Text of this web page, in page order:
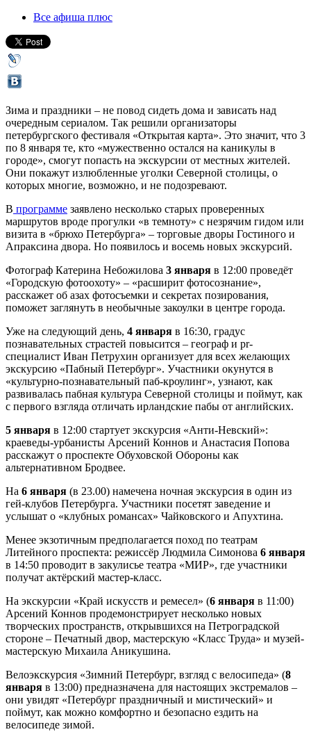
Все афиша плюс
Зима и праздники – не повод сидеть дома и зависать над
очередным сериалом. Так решили организаторы
петербургского фестиваля «Открытая карта». Это значит, что 3
по 8 января те, кто «мужественно остался на каникулы в
городе», смогут попасть на экскурсии от местных жителей.
Они покажут излюбленные уголки Северной столицы, о
которых многие, возможно, и не подозревают.
В программе заявлено несколько старых проверенных
маршрутов вроде прогулки «в темноту» с незрячим гидом или
визита в «брюхо Петербурга» – торговые дворы Гостиного и
Апраксина двора. Но появилось и восемь новых экскурсий.
Фотограф Катерина Небожилова 3 января в 12:00 проведёт
«Городскую фотоохоту» – «расширит фотосознание»,
расскажет об азах фотосъемки и секретах позирования,
поможет заглянуть в необычные закоулки в центре города.
Уже на следующий день, 4 января в 16:30, градус
познавательных страстей повысится – географ и pr-
специалист Иван Петрухин организует для всех желающих
экскурсию «Пабный Петербург». Участники окунутся в
«культурно-познавательный паб-кроулинг», узнают, как
развивалась пабная культура Северной столицы и поймут, как
с первого взгляда отличать ирландские пабы от английских.
5 января в 12:00 стартует экскурсия «Анти-Невский»:
краеведы-урбанисты Арсений Коннов и Анастасия Попова
расскажут о проспекте Обуховской Обороны как
альтернативном Бродвее.
На 6 января (в 23.00) намечена ночная экскурсия в один из
гей-клубов Петербурга. Участники посетят заведение и
услышат о «клубных романсах» Чайковского и Апухтина.
Менее экзотичным предполагается поход по театрам
Литейного проспекта: режиссёр Людмила Симонова 6 января
в 14:50 проводит в закулисье театра «МИР», где участники
получат актёрский мастер-класс.
На экскурсии «Край искусств и ремесел» (6 января в 11:00)
Арсений Коннов продемонстрирует несколько новых
творческих пространств, открывшихся на Петроградской
стороне – Печатный двор, мастерскую «Класс Труда» и музей-
мастерскую Михаила Аникушина.
Велоэкскурсия «Зимний Петербург, взгляд с велосипеда» (8
января в 13:00) предназначена для настоящих экстремалов –
они увидят «Петербург праздничный и мистический» и
поймут, как можно комфортно и безопасно ездить на
велосипеде зимой.